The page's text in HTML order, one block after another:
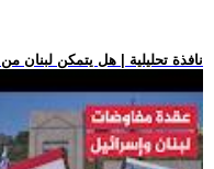
.. نافذة تحليلية | هل يتمكن